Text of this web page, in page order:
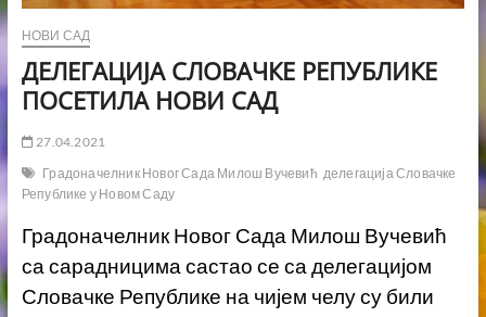
НОВИ САД
ДЕЛЕГАЦИЈА СЛОВАЧКЕ РЕПУБЛИКЕ
ПОСЕТИЛА НОВИ САД
27.04.2021
Градоначелник Новог Сада Милош Вучевић делегација Словачке
Републике у Новом Саду
Градоначелник Новог Сада Милош Вучевић
са сарадницима састао се са делегацијом
Словачке Републике на чијем челу су били